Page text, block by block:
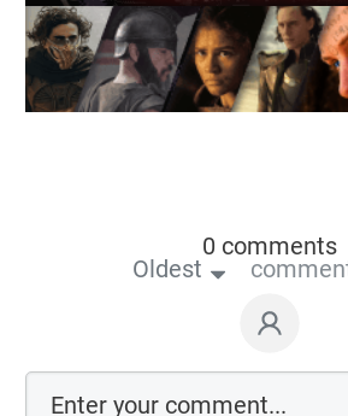
0 comments
Oldest